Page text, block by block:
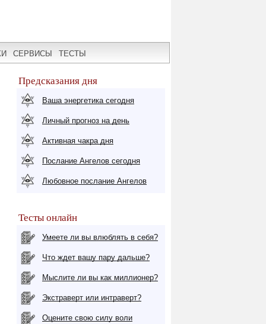
СЕРВИСЫ ТЕСТЫ
Предсказания дня
Ваша энергетика сегодня
Личный прогноз на день
Активная чакра дня
Послание Ангелов сегодня
Любовное послание Ангелов
Тесты онлайн
Умеете ли вы влюблять в себя?
Что ждет вашу пару дальше?
Мыслите ли вы как миллионер?
Экстраверт или интраверт?
Оцените свою силу воли